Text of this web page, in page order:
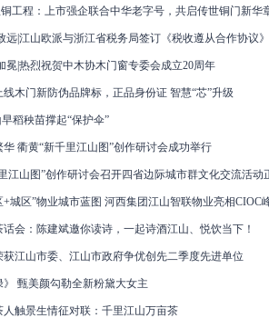
工程：上市强企联合中华老字号，共启传世铜门新华
远|江山欧派与浙江省税务局签订《税收遵从合作协议》
冕|热烈祝贺中木协木门窗专委会成立20周年
木门新防伪品牌标，正品身份证 智慧“芯”升级
稻秧苗撑起“保护伞”
衢黄“新千里江山图”创作研讨会成功举行
江山图”创作研讨会召开四省边际城市群文化交流活动
+城区”物业城市蓝图 河西集团江山智联物业亮相CIOC
会：陈建斌邀你读诗，一起诗酒江山、悦饮当下！
江山市委、江山市政府争优创先二季度先进单位
甄美颜勾勒全新粉黛大女主
人触景生情征对联：千里江山万亩茶